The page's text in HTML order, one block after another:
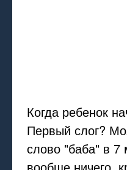
Когда ребенок
Первый слог?
слово "баба" в